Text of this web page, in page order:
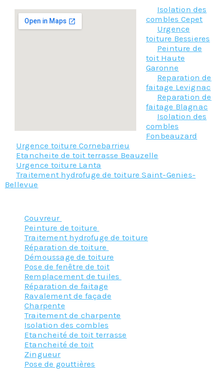
Isolation des
combles Cepet
Urgence
toiture Bessieres
Peinture de
toit Haute
Garonne
Reparation de
faitage Levignac
Reparation de
faitage Blagnac
Isolation des
combles
Fonbeauzard
Urgence toiture Cornebarrieu
Etancheite de toit terrasse Beauzelle
Urgence toiture Lanta
Traitement hydrofuge de toiture Saint-Genies-
Bellevue
Couvreur
Peinture de toiture
Traitement hydrofuge de toiture
Réparation de toiture
Démoussage de toiture
Pose de fenêtre de toit
Remplacement de tuiles
Réparation de faitage
Ravalement de façade
Charpente
Traitement de charpente
Isolation des combles
Etancheité de toit terrasse
Etancheité de toit
Zingueur
Pose de gouttières